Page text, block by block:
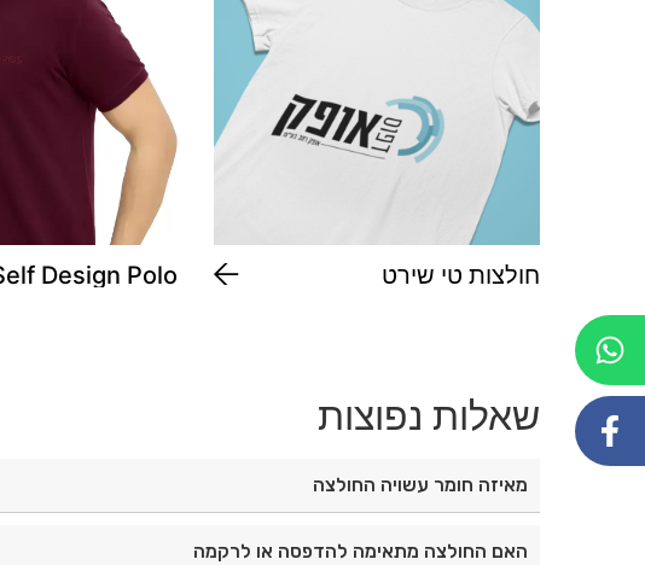
חולצות טי שירט
Design Polo
שאלות נפוצות
מאיזה חומר עשויה החולצה
האם החולצה מתאימה להדפסה או לרקמה